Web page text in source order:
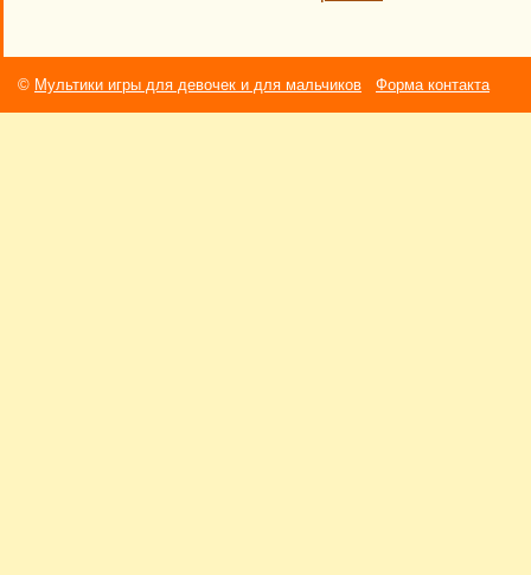
© Мультики игры для девочек и для мальчиков Форма контакта